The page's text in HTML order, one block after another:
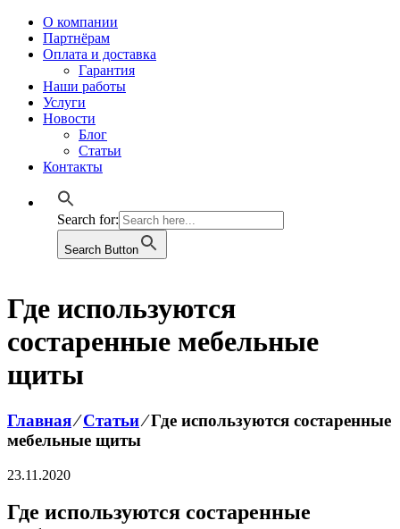
О компании
Партнёрам
Оплата и доставка
Гарантия
Наши работы
Услуги
Новости
Блог
Статьи
Контакты
Search for:
Search Button
Где используются
состаренные мебельные
щиты
Главная⁄Статьи⁄Где используются состаренные
мебельные щиты
23.11.2020
Где используются состаренные